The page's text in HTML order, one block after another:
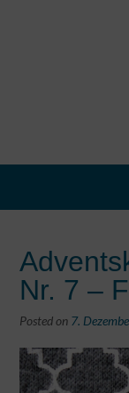
Nr. 7 –
Posted on 7.